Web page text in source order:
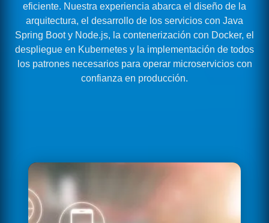
eficiente. Nuestra experiencia abarca el diseño de la
arquitectura, el desarrollo de los servicios con Java
Spring Boot y Node.js, la contenerización con Docker, el
despliegue en Kubernetes y la implementación de todos
los patrones necesarios para operar microservicios con
confianza en producción.